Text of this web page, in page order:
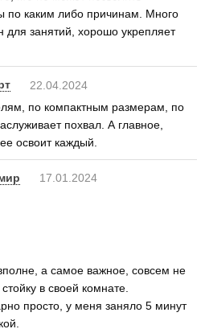
по каким либо причинам. Много
для занятий, хорошо укрепляет
22.04.2024
по компактным размерам, по
похвал. А главное,
освоит каждый.
17.01.2024
а самое важное, совсем не
в своей комнате.
просто, у меня заняло 5 минут